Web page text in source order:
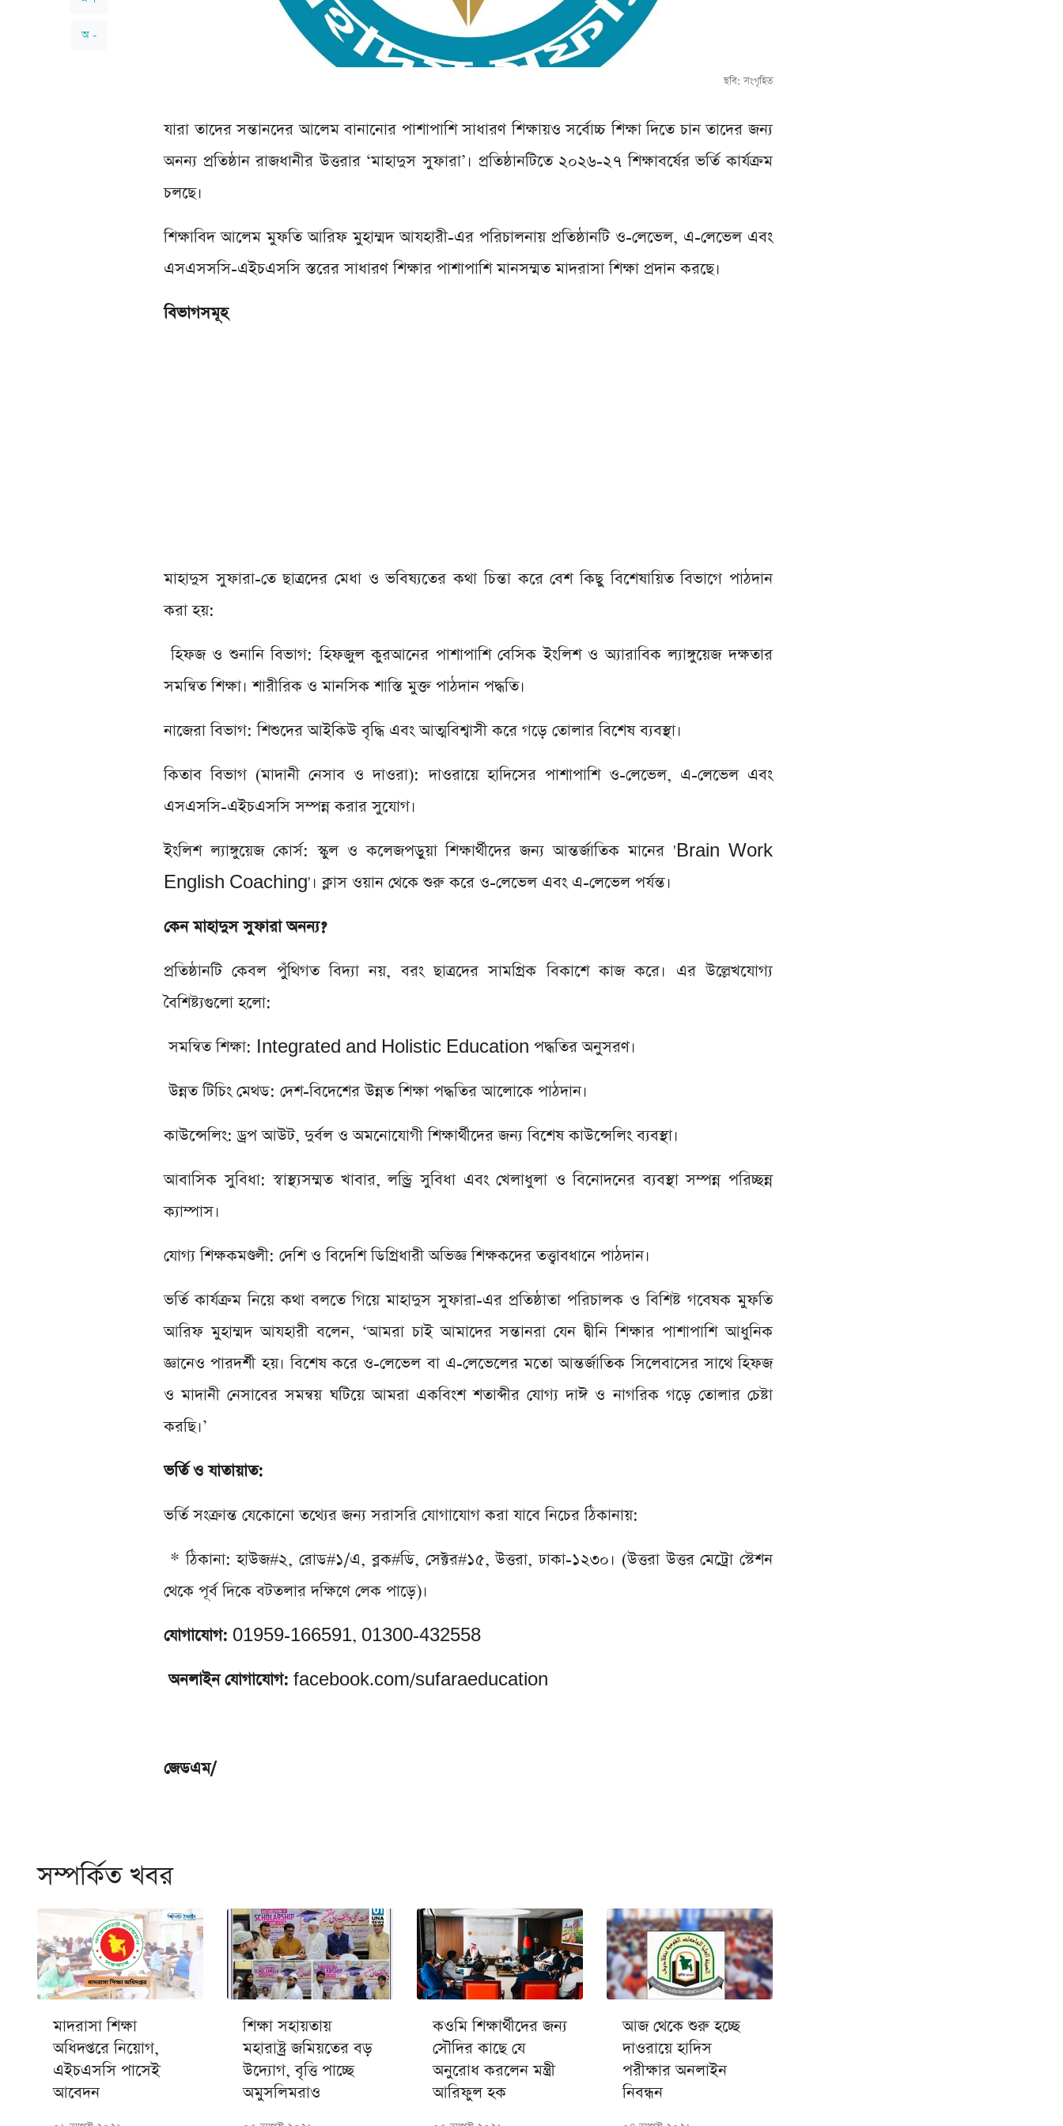
অ -
ছবি: সংগৃহিত
যারা তাদের সন্তানদের আলেম বানানোর পাশাপাশি সাধারণ শিক্ষায়ও সর্বোচ্চ শিক্ষা দিতে চান তাদের জন্য
অনন্য প্রতিষ্ঠান রাজধানীর উত্তরার ‘মাহাদুস সুফারা’। প্রতিষ্ঠানটিতে ২০২৬-২৭ শিক্ষাবর্ষের ভর্তি কার্যক্রম
চলছে।
শিক্ষাবিদ আলেম মুফতি আরিফ মুহাম্মদ আযহারী-এর পরিচালনায় প্রতিষ্ঠানটি ও-লেভেল, এ-লেভেল এবং
এসএসসসি-এইচএসসি স্তরের সাধারণ শিক্ষার পাশাপাশি মানসম্মত মাদরাসা শিক্ষা প্রদান করছে।
বিভাগসমূহ
মাহাদুস সুফারা-তে ছাত্রদের মেধা ও ভবিষ্যতের কথা চিন্তা করে বেশ কিছু বিশেষায়িত বিভাগে পাঠদান
করা হয়:
হিফজ ও শুনানি বিভাগ: হিফজুল কুরআনের পাশাপাশি বেসিক ইংলিশ ও অ্যারাবিক ল্যাঙ্গুয়েজ দক্ষতার
সমন্বিত শিক্ষা। শারীরিক ও মানসিক শাস্তি মুক্ত পাঠদান পদ্ধতি।
নাজেরা বিভাগ: শিশুদের আইকিউ বৃদ্ধি এবং আত্মবিশ্বাসী করে গড়ে তোলার বিশেষ ব্যবস্থা।
কিতাব বিভাগ (মাদানী নেসাব ও দাওরা): দাওরায়ে হাদিসের পাশাপাশি ও-লেভেল, এ-লেভেল এবং
এসএসসি-এইচএসসি সম্পন্ন করার সুযোগ।
ইংলিশ ল্যাঙ্গুয়েজ কোর্স: স্কুল ও কলেজপড়ুয়া শিক্ষার্থীদের জন্য আন্তর্জাতিক মানের 'Brain Work
English Coaching'। ক্লাস ওয়ান থেকে শুরু করে ও-লেভেল এবং এ-লেভেল পর্যন্ত।
কেন মাহাদুস সুফারা অনন্য?
প্রতিষ্ঠানটি কেবল পুঁথিগত বিদ্যা নয়, বরং ছাত্রদের সামগ্রিক বিকাশে কাজ করে। এর উল্লেখযোগ্য
বৈশিষ্ট্যগুলো হলো:
সমন্বিত শিক্ষা: Integrated and Holistic Education পদ্ধতির অনুসরণ।
উন্নত টিচিং মেথড: দেশ-বিদেশের উন্নত শিক্ষা পদ্ধতির আলোকে পাঠদান।
কাউন্সেলিং: ড্রপ আউট, দুর্বল ও অমনোযোগী শিক্ষার্থীদের জন্য বিশেষ কাউন্সেলিং ব্যবস্থা।
আবাসিক সুবিধা: স্বাস্থ্যসম্মত খাবার, লন্ড্রি সুবিধা এবং খেলাধুলা ও বিনোদনের ব্যবস্থা সম্পন্ন পরিচ্ছন্ন
ক্যাম্পাস।
যোগ্য শিক্ষকমণ্ডলী: দেশি ও বিদেশি ডিগ্রিধারী অভিজ্ঞ শিক্ষকদের তত্ত্বাবধানে পাঠদান।
ভর্তি কার্যক্রম নিয়ে কথা বলতে গিয়ে মাহাদুস সুফারা-এর প্রতিষ্ঠাতা পরিচালক ও বিশিষ্ট গবেষক মুফতি
আরিফ মুহাম্মদ আযহারী বলেন, ‘আমরা চাই আমাদের সন্তানরা যেন দ্বীনি শিক্ষার পাশাপাশি আধুনিক
জ্ঞানেও পারদর্শী হয়। বিশেষ করে ও-লেভেল বা এ-লেভেলের মতো আন্তর্জাতিক সিলেবাসের সাথে হিফজ
ও মাদানী নেসাবের সমন্বয় ঘটিয়ে আমরা একবিংশ শতাব্দীর যোগ্য দাঈ ও নাগরিক গড়ে তোলার চেষ্টা
করছি।’
ভর্তি ও যাতায়াত:
ভর্তি সংক্রান্ত যেকোনো তথ্যের জন্য সরাসরি যোগাযোগ করা যাবে নিচের ঠিকানায়:
* ঠিকানা: হাউজ#২, রোড#১/এ, ব্লক#ডি, সেক্টর#১৫, উত্তরা, ঢাকা-১২৩০। (উত্তরা উত্তর মেট্রো স্টেশন
থেকে পূর্ব দিকে বটতলার দক্ষিণে লেক পাড়ে)।
যোগাযোগ: 01959-166591, 01300-432558
অনলাইন যোগাযোগ: facebook.com/sufaraeducation
জেডএম/
সম্পর্কিত খবর
মাদরাসা শিক্ষা
অধিদপ্তরে নিয়োগ,
এইচএসসি পাসেই
আবেদন
শিক্ষা সহায়তায়
মহারাষ্ট্র জমিয়তের বড়
উদ্যোগ, বৃত্তি পাচ্ছে
অমুসলিমরাও
কওমি শিক্ষার্থীদের জন্য
সৌদির কাছে যে
অনুরোধ করলেন মন্ত্রী
আরিফুল হক
আজ থেকে শুরু হচ্ছে
দাওরায়ে হাদিস
পরীক্ষার অনলাইন
নিবন্ধন